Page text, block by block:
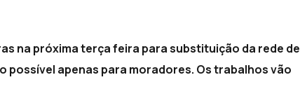
na próxima terça feira para substituição da rede de
apenas para moradores. Os trabalhos vão